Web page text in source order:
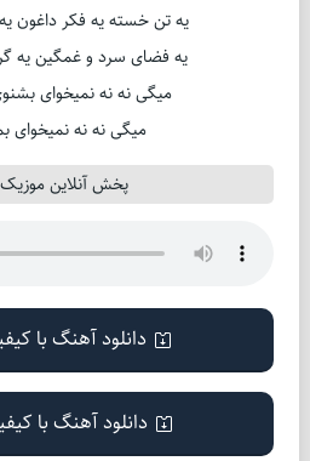
یه تن خسته یه فكر داغون یه
یه فضای سرد و غمگین یه
میگی نه نه نمیخوای
میگی نه نه نمیخوای
پخش آنلاین
دانلود آهنگ با
دانلود آهنگ با